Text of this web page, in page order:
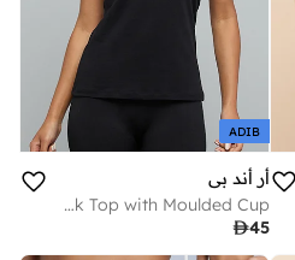
ADIB
أر أند بي
Solid Tank Top with Moulded Cup
45